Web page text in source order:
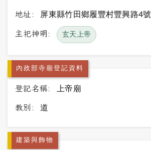
地址: 屏東縣竹田鄉履豐村豐興路4號
主祀神明: 玄天上帝
內政部寺廟登記資料
登記名稱: 上帝廟
教別: 道
建築與飾物